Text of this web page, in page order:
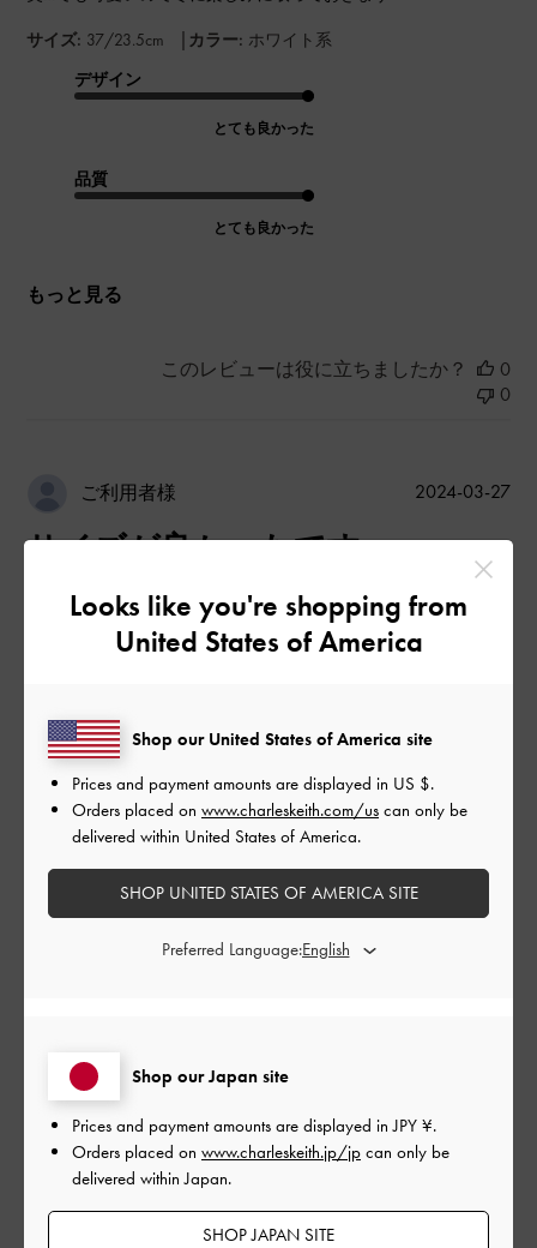
サイズ: 37/23.5cm | カラー: ホワイト系
デザイン
とても良かった
品質
とても良かった
もっと見る
このレビューは役に立ちましたか？
0
0
ご利用者様
サイズが良かったです。
普段22. 5か23ですが、22. 5で良かったです。
デザイン
とても良かった
品質
公
日
2024-03-27
ご利用者様
buiさんのレビュー
2024-03-20
Looks like you're shopping from
United States of America
Shop our Japan site
Prices and payment amounts are displayed inJPY ¥.
Orders placed on www.charleskeith.jp/jp can only be
delivered within Japan.
SHOP JAPAN SITE
Shop our United States of America site
Prices and payment amounts are displayed in US $.
Orders placed on www.charleskeith.com/us can only be
delivered within United States of America.
SHOP UNITED STATES OF AMERICA SITE
Preferred Language: